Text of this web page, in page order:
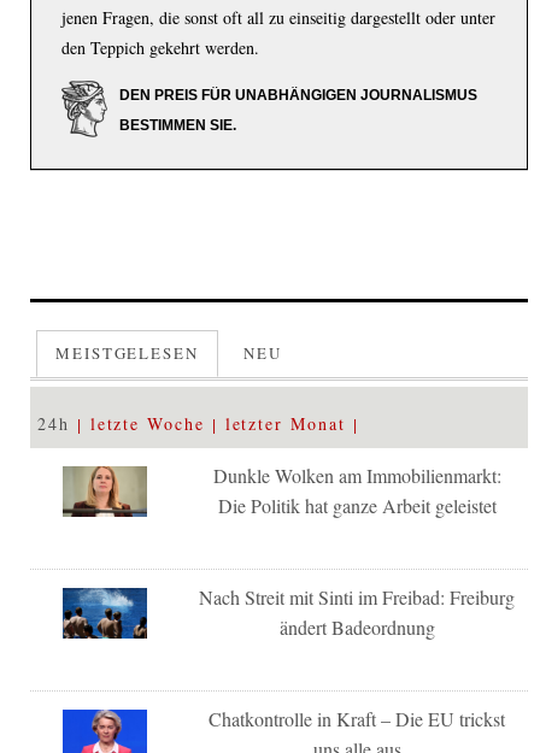
jenen Fragen, die sonst oft all zu einseitig dargestellt oder unter
den Teppich gekehrt werden.
DEN PREIS FÜR UNABHÄNGIGEN JOURNALISMUS
BESTIMMEN SIE.
MEISTGELESEN NEU
24h letzte Woche letzter Monat
Dunkle Wolken am Immobilienmarkt:
Die Politik hat ganze Arbeit geleistet
Nach Streit mit Sinti im Freibad: Freiburg
ändert Badeordnung
Chatkontrolle in Kraft – Die EU trickst